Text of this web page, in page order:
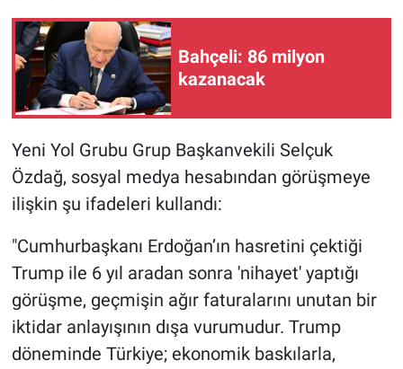
Bahçeli: 86 milyon
kazanacak
Yeni Yol Grubu Grup Başkanvekili Selçuk
Özdağ, sosyal medya hesabından görüşmeye
ilişkin şu ifadeleri kullandı:
"Cumhurbaşkanı Erdoğan’ın hasretini çektiği
Trump ile 6 yıl aradan sonra 'nihayet' yaptığı
görüşme, geçmişin ağır faturalarını unutan bir
iktidar anlayışının dışa vurumudur. Trump
döneminde Türkiye; ekonomik baskılarla,
Kültür Sanat
Ne demişti
Popüler
Programlar
Sağlık
Spor
Teknoloji